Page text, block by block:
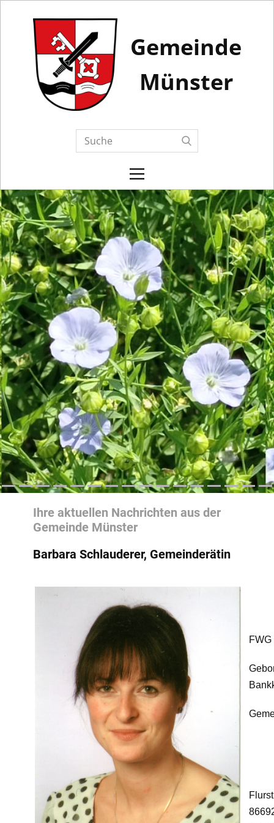
Gemeinde
Münster
Ihre aktuellen Nachrichten aus der
Gemeinde Münster
Barbara Schlauderer, Gemeinderätin